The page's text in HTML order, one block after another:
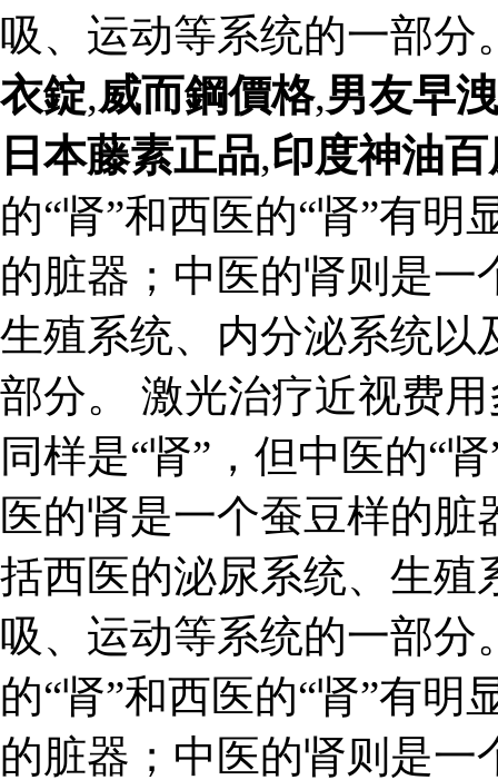
吸、运动等系统的一部分
衣錠,威而鋼價格,男友早洩
日本藤素正品,印度神油百
的“肾”和西医的“肾”有
的脏器；中医的肾则是
生殖系统、内分泌系统以
部分。 激光治疗近视费
同样是“肾”，但中医的“
医的肾是一个蚕豆样的
括西医的泌尿系统、生殖
吸、运动等系统的一部分
的“肾”和西医的“肾”有
的脏器；中医的肾则是